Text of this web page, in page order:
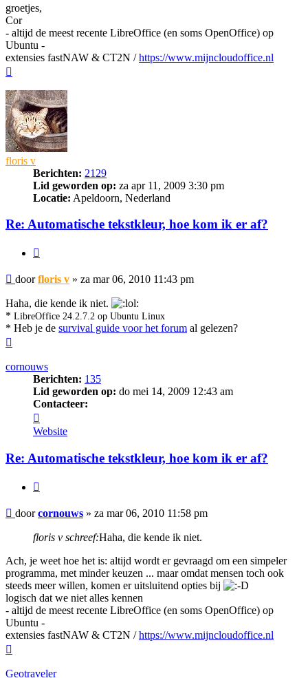
groetjes,
Cor
- altijd de meest recente LibreOffice (en soms OpenOffice) op
Ubuntu -
extensies fastNAW & CT2N /https://www.mijncloudoffice.nl
floris v
Berichten: 2129
Lid geworden op: za apr 11, 2009 3:30 pm
Locatie: Apeldoorn, Nederland
Re: Automatische tekstkleur, hoe kom ik er af?
Bericht
doorfloris v » za mar 06, 2010 11:43 pm
Haha, die kende ik niet.
* LibreOffice 24.2.7.2 op Ubuntu Linux
* Heb je de survival guide voor het forum al gelezen?
cornouws
Berichten: 135
Lid geworden op: do mei 14, 2009 12:43 am
Contacteer:
cornouws
Website
Re: Automatische tekstkleur, hoe kom ik er af?
Bericht
doorcornouws » za mar 06, 2010 11:58 pm
floris v schreef:Haha, die kende ik niet.
Ach, je weet hoe het is: altijd wordt er gevraagd om een simpeler
programma, met minder keuzen ... maar omdat mensen toch ook
steeds meer willen, komen er uitsluitend opties bij
logisch dat we niet alles kennen
- altijd de meest recente LibreOffice (en soms OpenOffice) op
Ubuntu -
extensies fastNAW & CT2N /https://www.mijncloudoffice.nl
Geotraveler